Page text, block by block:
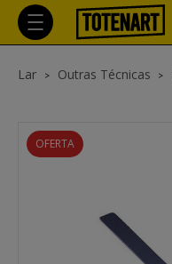
Lar Outras Técnicas
OFERTA